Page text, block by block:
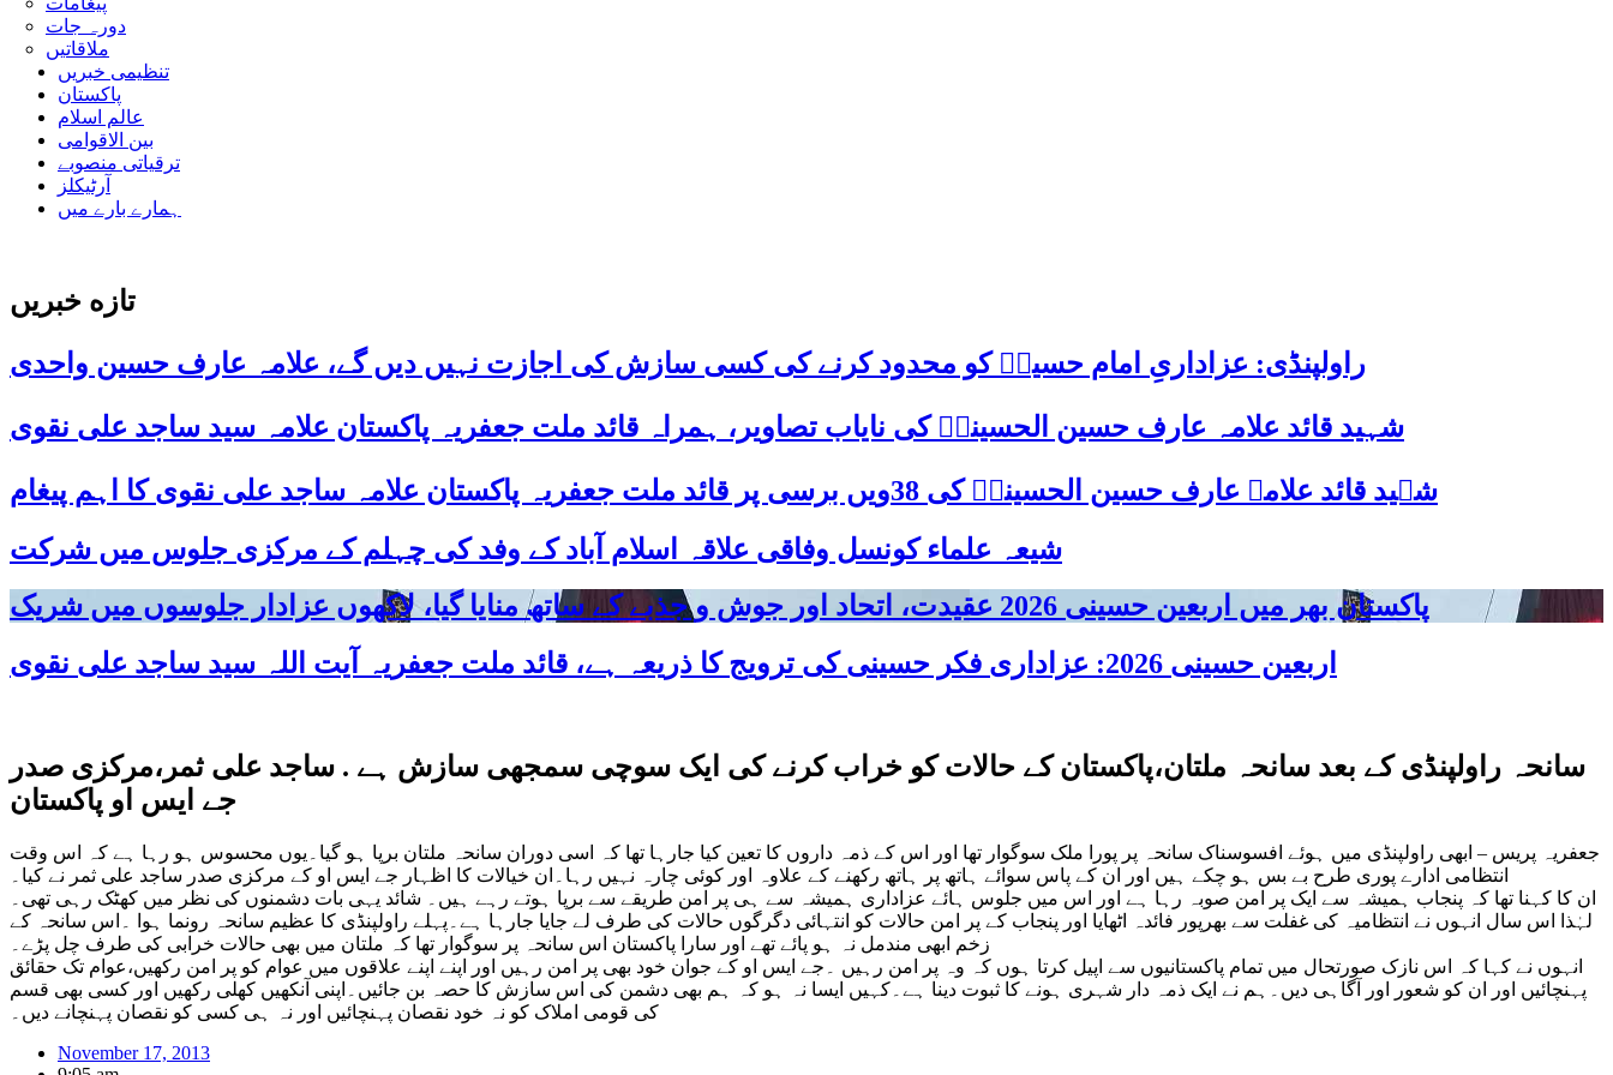
دورہ جات
ملاقاتیں
تنظیمی خبریں
پاکستان
عالم اسلام
بین الاقوامی
ترقیاتی منصوبے
آرٹیکلز
ہمارے بارے میں
تازه خبریں
راولپنڈی: عزاداریِ امام حسینؑ کو محدود کرنے کی کسی سازش کی اجازت نہیں دیں گے، علامہ عارف حسین واحدی
شہید قائد علامہ عارف حسین الحسینیؒ کی نایاب تصاویر، ہمراہ قائد ملت جعفریہ پاکستان علامہ سید ساجد علی نقوی
شہید قائد علامہ عارف حسین الحسینیؒ کی 38ویں برسی پر قائد ملت جعفریہ پاکستان علامہ ساجد علی نقوی کا اہم پیغام
شیعہ علماء کونسل وفاقی علاقہ اسلام آباد کے وفد کی چہلم کے مرکزی جلوس میں شرکت
پاکستان بھر میں اربعین حسینی 2026 عقیدت، اتحاد اور جوش و جذبے کے ساتھ منایا گیا، لاکھوں عزادار جلوسوں میں شریک
اربعین حسینی 2026: عزاداری فکر حسینی کی ترویج کا ذریعہ ہے، قائد ملت جعفریہ آیت اللہ سید ساجد علی نقوی
سانحہ راولپنڈی کے بعد سانحہ ملتان،پاکستان کے حالات کو خراب کرنے کی ایک سوچی سمجھی سازش ہے . ساجد علی ثمر،مرکزی صدر
جے ایس او پاکستان
جعفریہ پریس – ابھی راولپنڈی میں ہوئے افسوسناک سانحہ پر پورا ملک سوگوار تھا اور اس کے ذمہ داروں کا تعین کیا جارہا تھا کہ اسی دوران سانحہ ملتان برپا ہو گیا۔یوں محسوس ہو رہا ہے کہ اس وقت
انتظامی ادارے پوری طرح بے بس ہو چکے ہیں اور ان کے پاس سوائے ہاتھ پر ہاتھ رکھنے کے علاوہ اور کوئی چارہ نہیں رہا۔ان خیالات کا اظہار جے ایس او کے مرکزی صدر ساجد علی ثمر نے کیا۔
ان کا کہنا تھا کہ پنجاب ہمیشہ سے ایک پر امن صوبہ رہا ہے اور اس میں جلوس ہائے عزاداری ہمیشہ سے ہی پر امن طریقے سے برپا ہوتے رہے ہیں۔ شائد یہی بات دشمنوں کی نظر میں کھٹک رہی تھی۔
لہٰذا اس سال انہوں نے انتظامیہ کی غفلت سے بھرپور فائدہ اٹھایا اور پنجاب کے پر امن حالات کو انتہائی دگرگوں حالات کی طرف لے جایا جارہا ہے۔پہلے راولپنڈی کا عظیم سانحہ رونما ہوا ۔اس سانحہ کے
زخم ابھی مندمل نہ ہو پائے تھے اور سارا پاکستان اس سانحہ پر سوگوار تھا کہ ملتان میں بھی حالات خرابی کی طرف چل پڑے۔
انہوں نے کہا کہ اس نازک صورتحال میں تمام پاکستانیوں سے اپیل کرتا ہوں کہ وہ پر امن رہیں ۔جے ایس او کے جوان خود بھی پر امن رہیں اور اپنے اپنے علاقوں میں عوام کو پر امن رکھیں،عوام تک حقائق
پہنچائیں اور ان کو شعور اور آگاہی دیں۔ہم نے ایک ذمہ دار شہری ہونے کا ثبوت دینا ہے۔کہیں ایسا نہ ہو کہ ہم بھی دشمن کی اس سازش کا حصہ بن جائیں۔اپنی آنکھیں کھلی رکھیں اور کسی بھی قسم
کی قومی املاک کو نہ خود نقصان پہنچائیں اور نہ ہی کسی کو نقصان پہنچانے دیں۔
November 17, 2013